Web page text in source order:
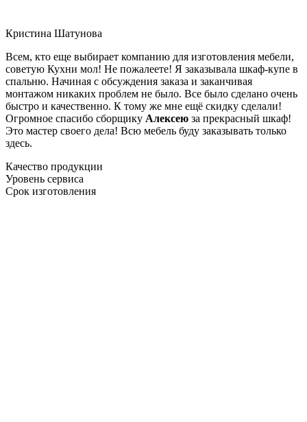
Кристина Шатунова
Всем, кто еще выбирает компанию для изготовления мебели,
советую Кухни мол! Не пожалеете! Я заказывала шкаф-купе в
спальню. Начиная с обсуждения заказа и заканчивая
монтажом никаких проблем не было. Все было сделано очень
быстро и качественно. К тому же мне ещё скидку сделали!
Огромное спасибо сборщику Алексею за прекрасный шкаф!
Это мастер своего дела! Всю мебель буду заказывать только
здесь.
Качество продукции
Уровень сервиса
Срок изготовления